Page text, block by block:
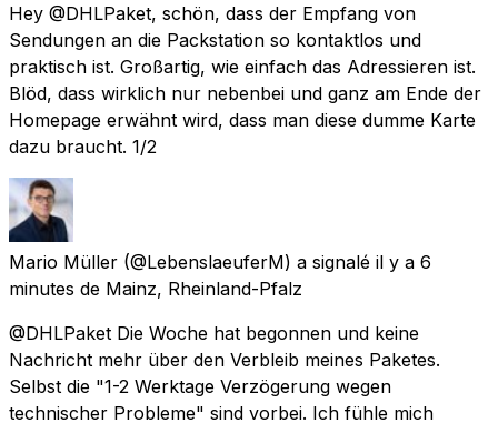
Hey @DHLPaket, schön, dass der Empfang von
Sendungen an die Packstation so kontaktlos und
praktisch ist. Großartig, wie einfach das Adressieren ist.
Blöd, dass wirklich nur nebenbei und ganz am Ende der
Homepage erwähnt wird, dass man diese dumme Karte
dazu braucht. 1/2
Mario Müller (@LebenslaeuferM) a signalé il y a 6
minutes de Mainz, Rheinland-Pfalz
@DHLPaket Die Woche hat begonnen und keine
Nachricht mehr über den Verbleib meines Paketes.
Selbst die "1-2 Werktage Verzögerung wegen
technischer Probleme" sind vorbei. Ich fühle mich